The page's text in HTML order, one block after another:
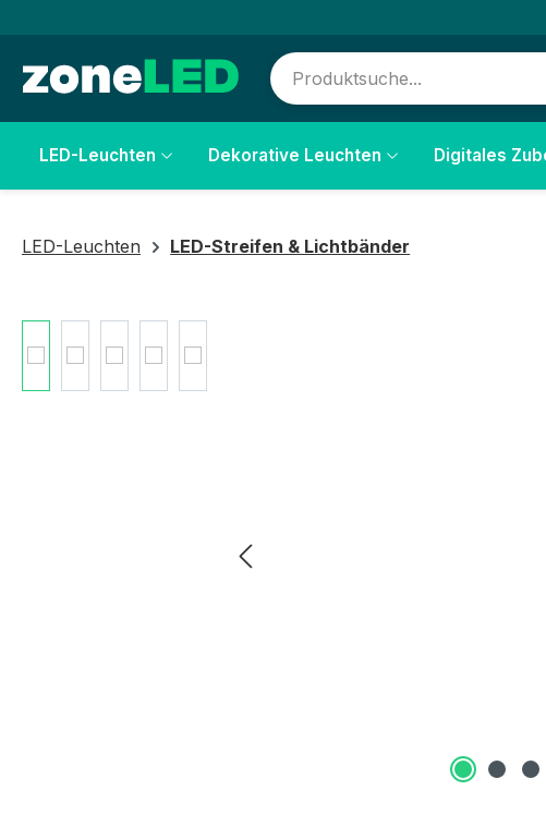
LED-Leuchten Dekorative Leuchten Digitales
LED-Leuchten LED-Streifen & Lichtbänder